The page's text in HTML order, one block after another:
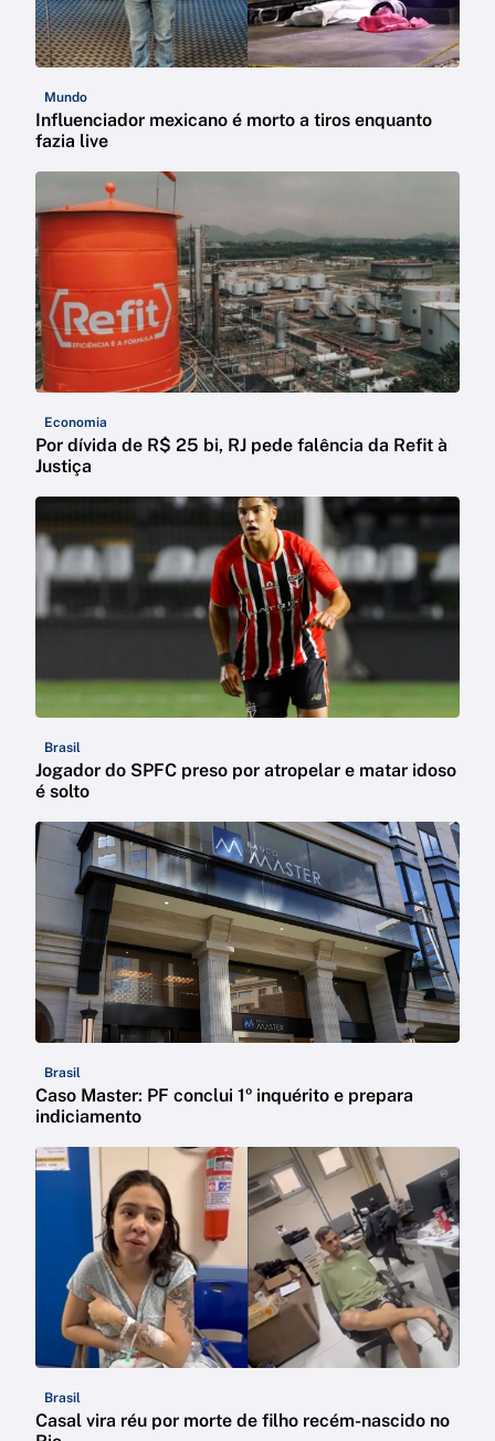
Mundo
Influenciador mexicano é morto a tiros enquanto
fazia live
Economia
Por dívida de R$ 25 bi, RJ pede falência da Refit à
Justiça
Brasil
Jogador do SPFC preso por atropelar e matar idoso
é solto
Brasil
Caso Master: PF conclui 1º inquérito e prepara
indiciamento
Brasil
Casal vira réu por morte de filho recém-nascido no